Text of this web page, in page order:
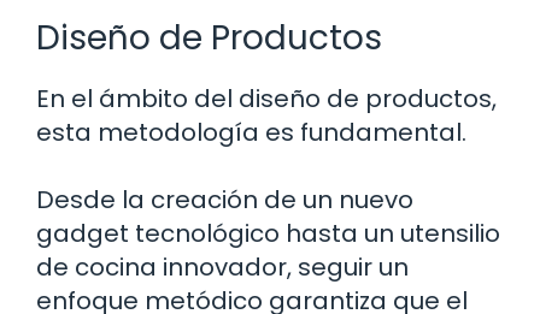
Diseño de Productos
En el ámbito del diseño de productos,
esta metodología es fundamental.
Desde la creación de un nuevo
gadget tecnológico hasta un utensilio
de cocina innovador, seguir un
enfoque metódico garantiza que el